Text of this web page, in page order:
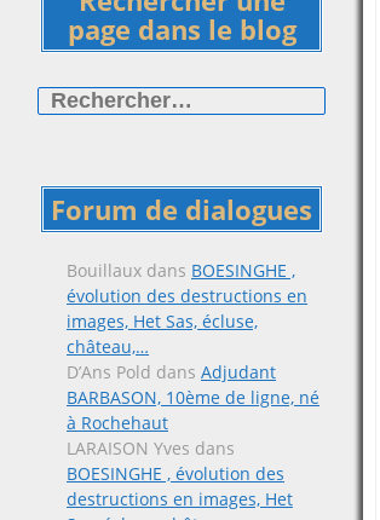
page dans le blog
Forum de dialogues
Bouillaux dans BOESINGHE ,
évolution des destructions en
images, Het Sas, écluse,
château,…
D’Ans Pold dans Adjudant
BARBASON, 10ème de ligne, né
à Rochehaut
LARAISON Yves dans
BOESINGHE , évolution des
destructions en images, Het